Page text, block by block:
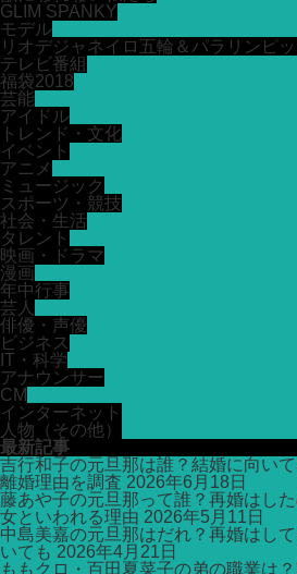
GLIM SPANKY
モデル
リオデジャネイロ五輪＆パラリンピッ
テレビ番組
福袋2018
芸能
アイドル
トレンド・文化
イベント
アニメ
ミュージック
スポーツ・競技
社会・生活
タレント
映画・ドラマ
漫画
年中行事
芸人
俳優・声優
ビジネス
IT・科学
アナウンサー
CM
インターネット
人物（その他）
最新記事
吉行和子の元旦那は誰？結婚に向い
離婚理由を調査 2026年6月18日
藤あや子の元旦那って誰？再婚はし
女といわれる理由 2026年5月11日
中島美嘉の元旦那はだれ？再婚はし
いても 2026年4月21日
ももクロ・百田夏菜子の弟の職業は